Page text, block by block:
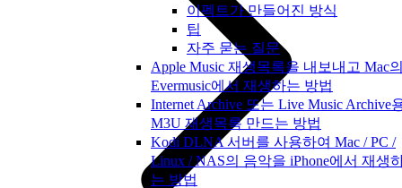
이펙트가 만들어진 방식
팁
자주 묻는 질문
Apple Music 재생목록을 내보내고 Mac
Evermusic에서 재생하는 방법
Internet Archive 또는 Live Music Archive
M3U 재생목록 만드는 방법
Kodi DLNA 서버를 사용하여 Mac / PC /
Linux / NAS의 음악을 iPhone에서 재생
는 방법